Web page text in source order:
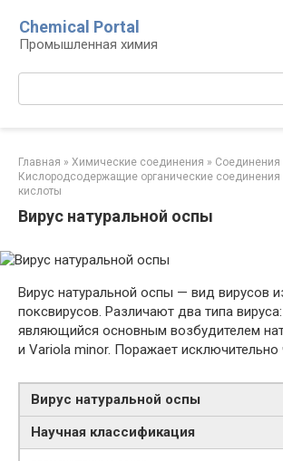
контенту
Chemical Portal
Промышленная химия
Главная » Химические соединения » Соединения
Кислородсодержащие органические соединения‎
кислоты‎
Вирус натуральной оспы
Вирус натуральной оспы — вид вирусов
поксвирусов. Различают два типа
являющийся основным возбудителем
и Variola minor. Поражает исключительно
Вирус натуральной оспы
Научная классификация